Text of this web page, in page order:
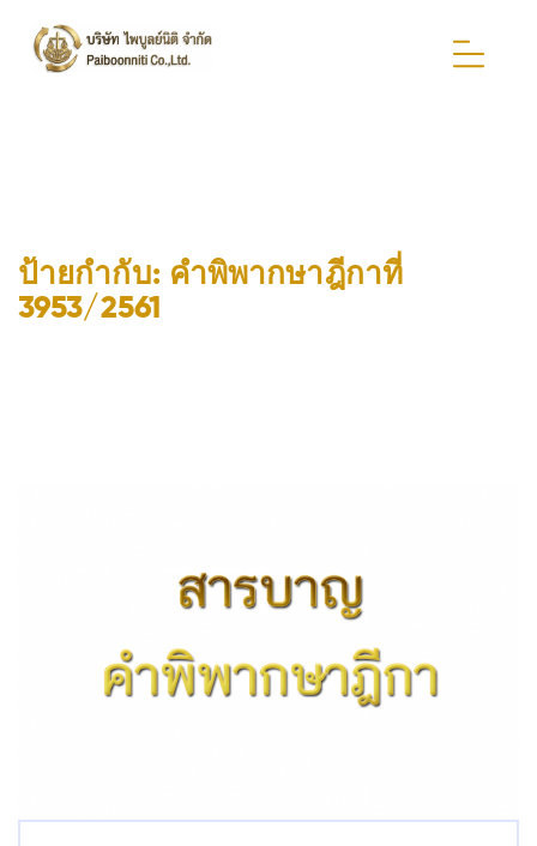
ป้ายกำกับ: คำพิพากษาฎีกาที่
3953/2561